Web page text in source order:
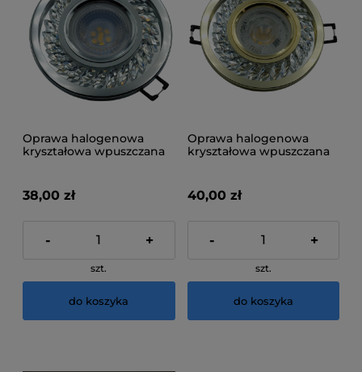
Oprawa halogenowa
kryształowa wpuszczana
38,00 zł
- +
szt.
do koszyka
Oprawa halogenowa
kryształowa wpuszczana
40,00 zł
- +
szt.
do koszyka